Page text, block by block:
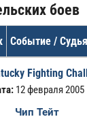
боев
Событие / Судья
Fighting
12 февраля 2005
Чип Тейт